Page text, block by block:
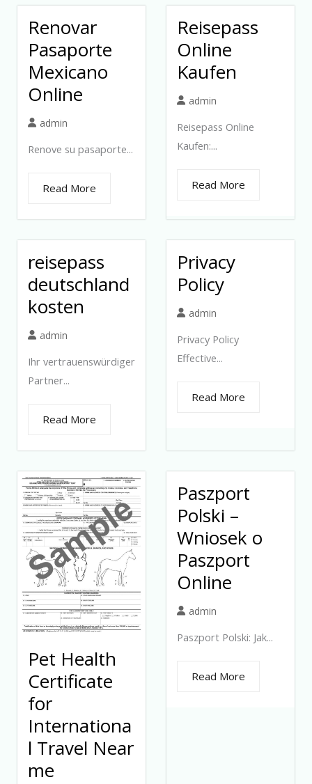
Renovar
Pasaporte
Mexicano
Online
admin
Renove su pasaporte...
Read More
Reisepass
Online
Kaufen
admin
Reisepass Online
Kaufen:...
Read More
reisepass
deutschland
kosten
admin
Ihr vertrauenswürdiger
Partner...
Read More
Privacy
Policy
admin
Privacy Policy
Effective...
Read More
Pet Health
Certificate
for
Internationa
l Travel Near
me
Paszport
Polski –
Wniosek o
Paszport
Online
admin
Paszport Polski: Jak...
Read More